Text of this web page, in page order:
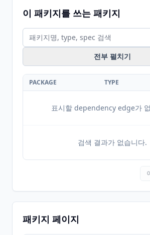
이 패키지를 쓰는 패키지
전부 펼치기
PACKAGE TYPE
표시할 dependency edge가
검색 결과가 없습니다.
패키지 페이지